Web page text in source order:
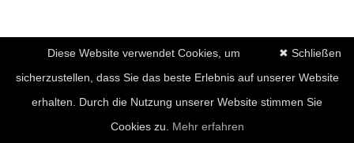
✖ Schließen
Diese Website verwendet Cookies, um
sicherzustellen, dass Sie das beste Erlebnis auf unserer Website
erhalten. Durch die Nutzung unserer Website stimmen Sie
Cookies zu. Mehr erfahren